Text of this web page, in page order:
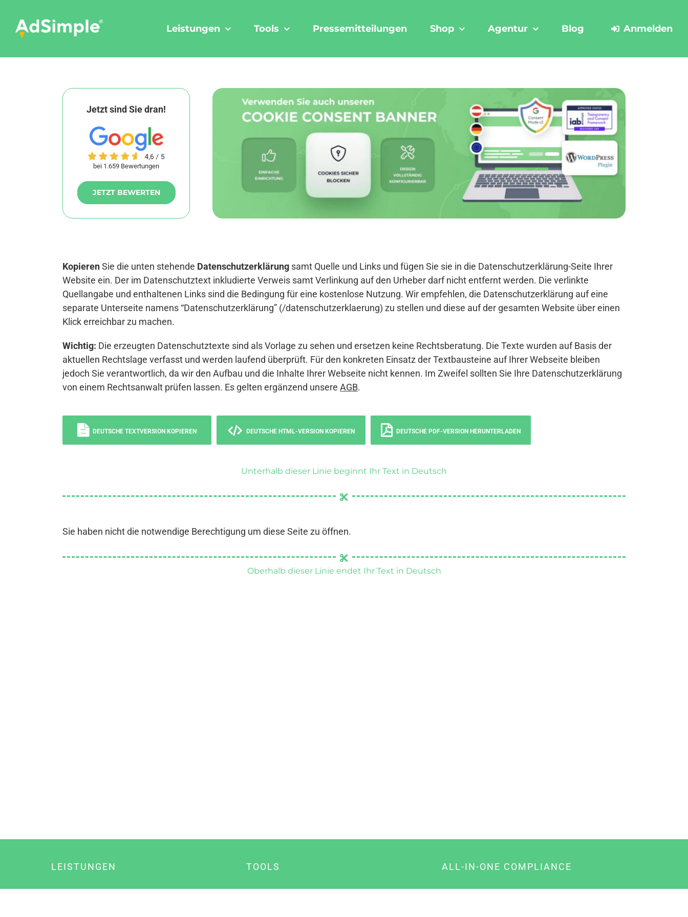
content
Leistungen Tools Pressemitteilungen Shop Agentur Blog Anmelden
Jetzt sind Sie dran!
bei 1.659 Bewertungen
JETZT BEWERTEN
KopierenSie die unten stehende Datenschutzerklärung samt Quelle und Links und fügen Sie sie in die Datenschutzerklärung-Seite Ihrer
Website ein. Der im Datenschutztext inkludierte Verweis samt Verlinkung auf den Urheber darf nicht entfernt werden. Die verlinkte
Quellangabe und enthaltenen Links sind die Bedingung für eine kostenlose Nutzung. Wir empfehlen, die Datenschutzerklärung auf eine
separate Unterseite namens “Datenschutzerklärung” (/datenschutzerklaerung) zu stellen und diese auf der gesamten Website über einen
Klick erreichbar zu machen.
Wichtig: Die erzeugten Datenschutztexte sind als Vorlage zu sehen und ersetzen keine Rechtsberatung. Die Texte wurden auf Basis der
aktuellen Rechtslage verfasst und werden laufend überprüft. Für den konkreten Einsatz der Textbausteine auf Ihrer Webseite bleiben
jedoch Sie verantwortlich, da wir den Aufbau und die Inhalte Ihrer Webseite nicht kennen. Im Zweifel sollten Sie Ihre Datenschutzerklärung
von einem Rechtsanwalt prüfen lassen. Es gelten ergänzend unsere AGB.
DEUTSCHE TEXTVERSION KOPIEREN DEUTSCHE HTML-VERSION KOPIEREN DEUTSCHE PDF-VERSION HERUNTERLADEN
Unterhalb dieser Linie beginnt Ihr Text in Deutsch
Sie haben nicht die notwendige Berechtigung um diese Seite zu öffnen.
Oberhalb dieser Linie endet Ihr Text in Deutsch
LEISTUNGEN TOOLS ALL-IN-ONE COMPLIANCE